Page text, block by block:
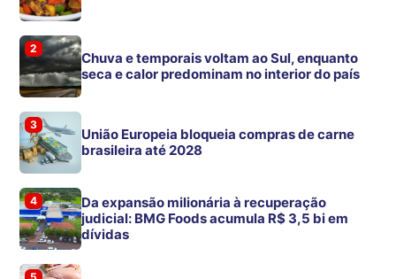
2
Chuva e temporais voltam ao Sul, enquanto
seca e calor predominam no interior do país
3
União Europeia bloqueia compras de carne
brasileira até 2028
4
Da expansão milionária à recuperação
judicial: BMG Foods acumula R$ 3,5 bi em
dívidas